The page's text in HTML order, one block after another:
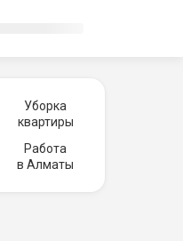
Уборка
квартиры
Работа
в Алматы